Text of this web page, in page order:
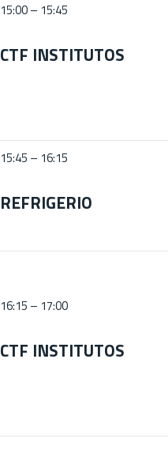
15:00 – 15:45
CTF INSTITUTOS
15:45 – 16:15
REFRIGERIO
16:15 – 17:00
CTF INSTITUTOS